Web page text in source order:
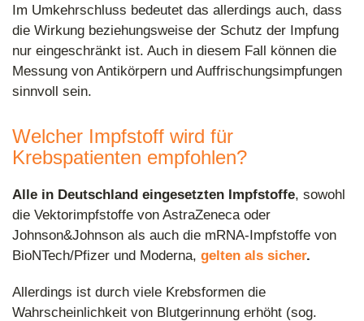
Im Umkehrschluss bedeutet das allerdings auch, dass
die Wirkung beziehungsweise der Schutz der Impfung
nur eingeschränkt ist. Auch in diesem Fall können die
Messung von Antikörpern und Auffrischungsimpfungen
sinnvoll sein.
Welcher Impfstoff wird für
Krebspatienten empfohlen?
Alle in Deutschland eingesetzten Impfstoffe, sowohl
die Vektorimpfstoffe von AstraZeneca oder
Johnson&Johnson als auch die mRNA-Impfstoffe von
BioNTech/Pfizer und Moderna, gelten als sicher.
Allerdings ist durch viele Krebsformen die
Wahrscheinlichkeit von Blutgerinnung erhöht (sog.